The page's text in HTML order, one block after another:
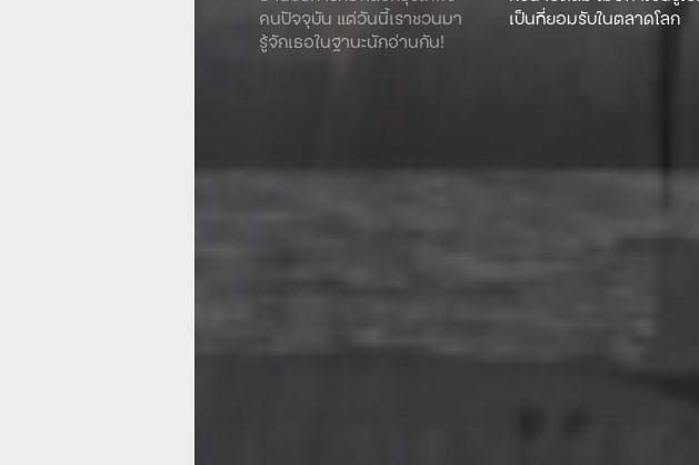
คนปัจจุบัน แต่วันนี้เราชวนมา
รู้จักเธอในฐานะนักอ่านกัน!
เป็นที่ยอมรับในตลาดโลก